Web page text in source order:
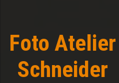
Foto Atelier
Schneider